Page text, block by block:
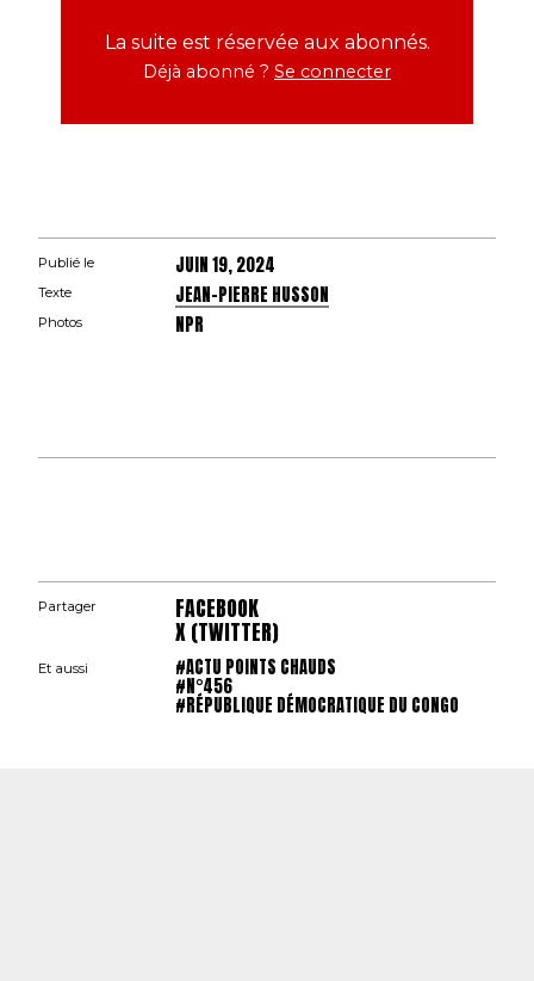
La suite est réservée aux abonnés.
Déjà abonné ? Se connecter
Publié le JUIN 19, 2024
Texte JEAN-PIERRE HUSSON
Photos NPR
Partager FACEBOOK
X (TWITTER)
Et aussi #ACTU POINTS CHAUDS
#N°456
#RÉPUBLIQUE DÉMOCRATIQUE DU CONGO